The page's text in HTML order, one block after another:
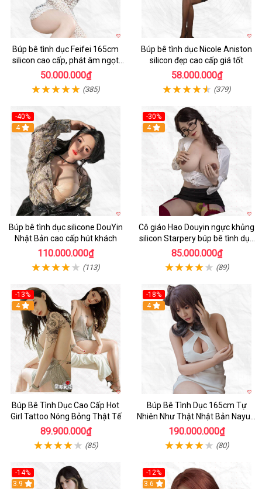
Búp bê tình dục Feifei 165cm
silicon cao cấp, phát âm ngọt
ngào, chân thực
50.000.000₫
(385)
Búp bê tình dục Nicole Aniston
silicon đẹp cao cấp giá tốt
58.000.000₫
(379)
-40%
4
Búp bê tình dục silicone DouYin
Nhật Bản cao cấp hút khách
110.000.000₫
(113)
-30%
4
Cô giáo Hao Douyin ngực khủng
silicon Starpery búp bê tình dục
cao cấp 172cm
85.000.000₫
(89)
-13%
4
Búp Bê Tình Dục Cao Cấp Hot
Girl Tattoo Nóng Bỏng Thật Tế
89.900.000₫
(85)
-18%
4
Búp Bê Tình Dục 165cm Tự
Nhiên Như Thật Nhật Bản Nayuki
Cao Cấp
190.000.000₫
(80)
-14%
3.9
-12%
3.6